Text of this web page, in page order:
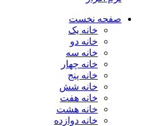
صفحه نخست
خانه یک
خانه دو
خانه سه
خانه چهار
خانه پنج
خانه شش
خانه هفت
خانه هشت
خانه دوازده